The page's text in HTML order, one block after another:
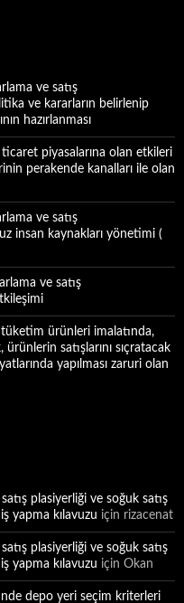
ve satış
ve kararların belirlenip
hazırlanması
piyasalarına olan etkileri
perakende kanalları ile olan
ve satış
insan kaynakları yönetimi (
ve satış
tüketim ürünleri imalatında,
satışlarını sıçratacak
yapılması zaruri olan
plasiyerliği ve soğuk satış
yapma kılavuzu için rizacenat
plasiyerliği ve soğuk satış
yapma kılavuzu için Okan
depo yeri seçim kriterleri